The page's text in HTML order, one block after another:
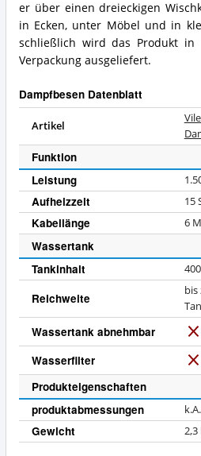
er über einen dreieckigen
in Ecken, unter Möbel und in
schließlich wird das Produkt in
Verpackung ausgeliefert.
Dampfbesen Datenblatt
Artikel
Funktion
Leistung
Aufheizzeit 15
Kabellänge 6
Wassertank
Tankinhalt
Reichweite
bis
Wassertank abnehmbar
N
e
Wasserfilter
N
i
n
Produkteigenschaften
produktabmessungen
k.A.
Gewicht 2,3